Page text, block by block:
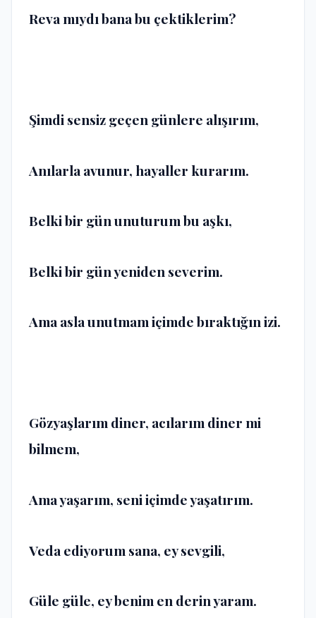
Reva mıydı bana bu çektiklerim?
Şimdi sensiz geçen günlere alışırım,
Anılarla avunur, hayaller kurarım.
Belki bir gün unuturum bu aşkı,
Belki bir gün yeniden severim.
Ama asla unutmam içimde bıraktığın izi.
Gözyaşlarım diner, acılarım diner mi
bilmem,
Ama yaşarım, seni içimde yaşatırım.
Veda ediyorum sana, ey sevgili,
Güle güle, ey benim en derin yaram.